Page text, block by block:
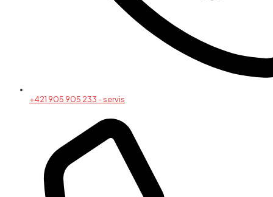
+421 905 905 233 - servis